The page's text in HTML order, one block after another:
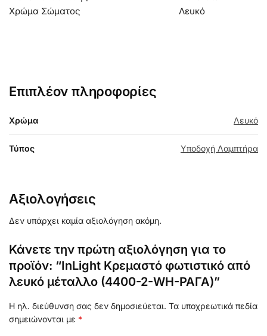
Χρώμα Σώματος
Λευκό
Επιπλέον πληροφορίες
Χρώμα Λευκό
Τύπος Υποδοχή Λαμπτήρα
Αξιολογήσεις
Δεν υπάρχει καμία αξιολόγηση ακόμη.
Κάνετε την πρώτη αξιολόγηση για το
προϊόν: “InLight Κρεμαστό φωτιστικό από
λευκό μέταλλο (4400-2-WH-ΡΑΓΑ)”
Η ηλ. διεύθυνση σας δεν δημοσιεύεται. Τα υποχρεωτικά πεδία
σημειώνονται με *